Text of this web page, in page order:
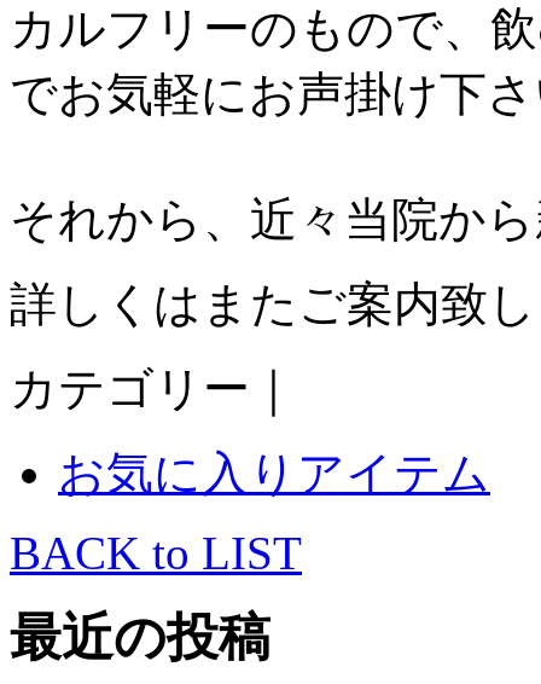
カルフリーのもので、
でお気軽にお声掛け下
それから、近々当院か
詳しくはまたご案内致
カテゴリー｜
お気に入りアイテム
BACK to LIST
最近の投稿